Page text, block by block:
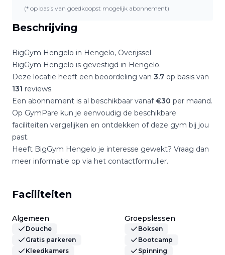
Beschrijving
BigGym Hengelo in Hengelo, Overijssel
BigGym Hengelo is gevestigd in Hengelo.
Deze locatie heeft een beoordeling van 3.7 op basis van
131 reviews.
Een abonnement is al beschikbaar vanaf€30 per maand.
Op GymPare kun je eenvoudig de beschikbare
faciliteiten vergelijken en ontdekken of deze gym bij jou
past.
Heeft BigGym Hengelo je interesse gewekt? Vraag dan
meer informatie op via het contactformulier.
Faciliteiten
Algemeen
Douche
Gratis parkeren
Kleedkamers
Groepslessen
Boksen
Bootcamp
Spinning
(* op basis van goedkoopst mogelijk abonnement)